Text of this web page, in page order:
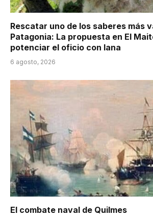
Rescatar uno de los saberes más
Patagonia: La propuesta en El
potenciar el oficio con lana
6 agosto, 2026
El combate naval de Quilmes